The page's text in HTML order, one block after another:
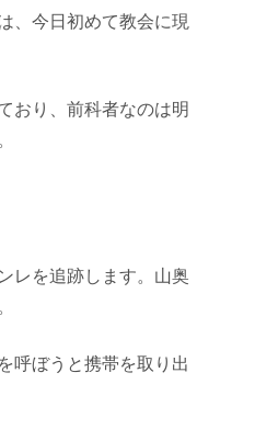
、今日初めて教会に現
おり、前科者なのは明
レを追跡します。山奥
呼ぼうと携帯を取り出